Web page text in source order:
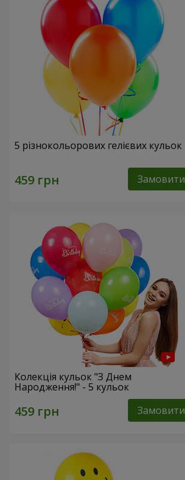
5 різнокольорових гелієвих кульок
Замовити
Колекція кульок "З Днем
Народження!" - 5 кульок
Замовити